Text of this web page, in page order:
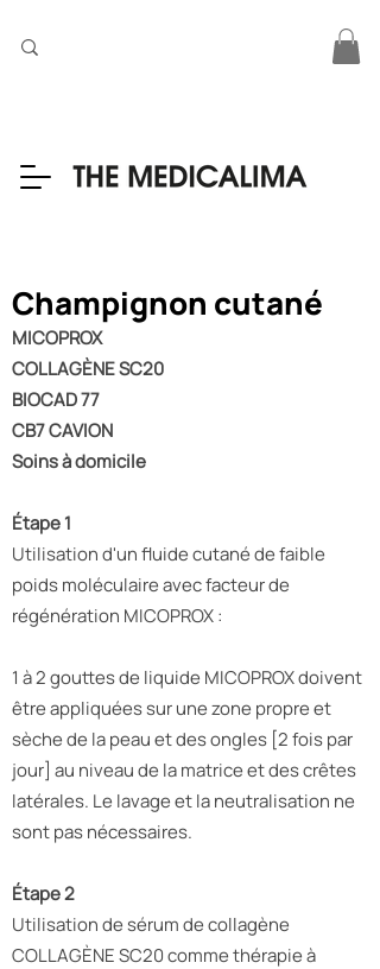
Champignon cutané
MICOPROX
COLLAGÈNE SC20
BIOCAD 77
CB7 CAVION
Soins à domicile
Étape 1
Utilisation d'un fluide cutané de faible
poids moléculaire avec facteur de
régénération MICOPROX :
1 à 2 gouttes de liquide MICOPROX doivent
être appliquées sur une zone propre et
sèche de la peau et des ongles [2 fois par
jour] au niveau de la matrice et des crêtes
latérales. Le lavage et la neutralisation ne
sont pas nécessaires.
Étape 2
Utilisation de sérum de collagène
COLLAGÈNE SC20 comme thérapie à